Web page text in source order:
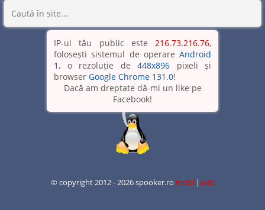
IP-ul tău public este 216.73.216.76,
folosești sistemul de operare Android
1, o rezoluție de 448x896 pixeli și
browser Google Chrome 131.0!
Dacă am dreptate dă-mi un like pe
Facebook!
© copyright 2012 - 2026 spooker.ro mobil|web